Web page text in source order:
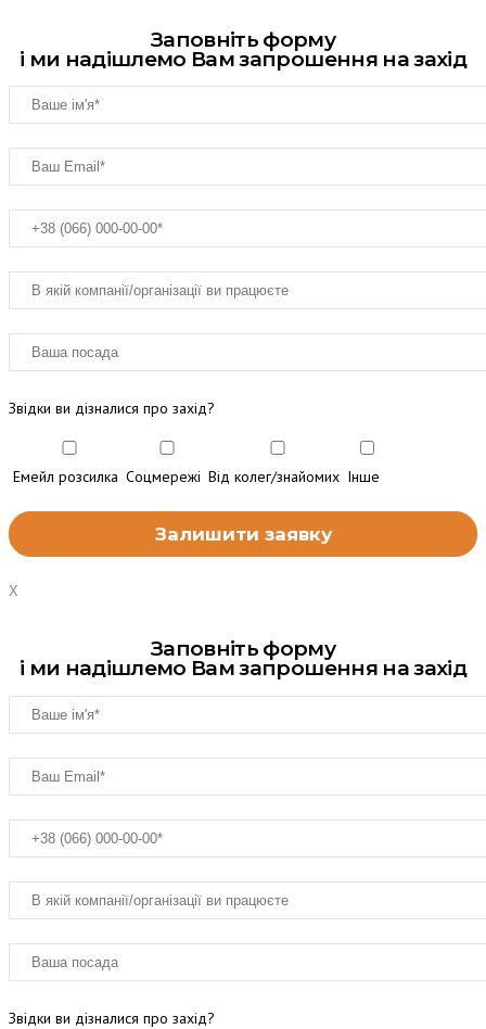
Заповніть форму
і ми надішлемо Вам запрошення на захід
Звідки ви дізналися про захід?
Емейл розсилка Соцмережі Від колег/знайомих Інше
X
Заповніть форму
і ми надішлемо Вам запрошення на захід
Звідки ви дізналися про захід?